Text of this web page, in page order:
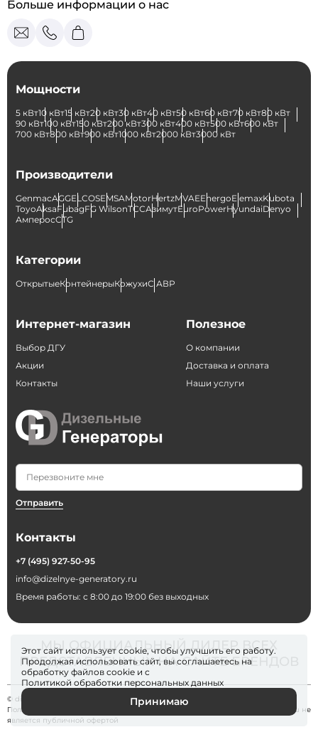
Больше информации о нас
Мощности
5 кВт10 кВт15 кВт20 кВт30 кВт40 кВт50 кВт60 кВт70 кВт80 кВт
90 кВт100 кВт150 кВт200 кВт300 кВт400 кВт500 кВт600 кВт
700 кВт800 кВт900 кВт1000 кВт2000 кВт3000 кВт
Производители
GenmacAGGELCOSEMSAMotorHertzMVAEEnergoElemaxKubota
ToyoAksaFubagFG WilsonТССАзимутEuroPowerHyundaiDenyo
АмперосCTG
Категории
ОткрытыеКонтейнерыКожухиС АВР
Интернет-магазин
Выбор ДГУ
Акции
Контакты
Отправить
Полезное
О компании
Доставка и оплата
Наши услуги
Контакты
+7 (495) 927-50-95
info@dizelnye-generatory.ru
Время работы: с 8:00 до 19:00 без выходных
МЫ ОФИЦИАЛЬНЫЙ ДИЛЕР ВСЕХ
ПРЕДСТАВЛЕННЫХ НА САЙТЕ БРЕНДОВ
© dizelnye-generatory 2026
Политика конфиденциальности
. Информация на сайте dizelnye-generatory.ru не
является публичной офертой
Этот сайт использует cookie, чтобы улучшить его работу.
Продолжая использовать сайт, вы соглашаетесь на
обработку файлов cookie и с
Политикой обработки персональных данных
Принимаю